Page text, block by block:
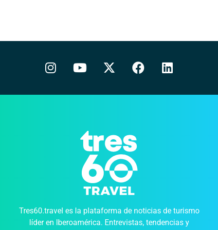
Tres60.travel es la plataforma de noticias de turismo
líder en Iberoamérica. Entrevistas, tendencias y